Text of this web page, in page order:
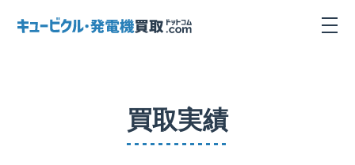
買取実績